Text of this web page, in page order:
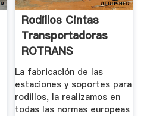
Rodillos Cintas
Transportadoras
ROTRANS
La fabricación de las
estaciones y soportes para
rodillos, la realizamos en
todas las normas europeas